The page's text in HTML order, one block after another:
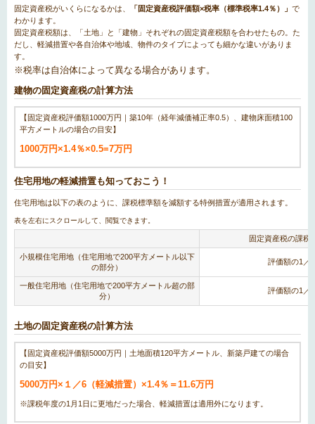
固定資産税がいくらになるかは、 「固定資産税評価額×税率（標準税率1.4％）」 で
わかります。
固定資産税額は、「土地」と「建物」それぞれの固定資産税額を合わせたもの。た
だし、軽減措置や各自治体や地域、物件のタイプによっても細かな違いがありま
す。
※税率は自治体によって異なる場合があります。
建物の固定資産税の計算方法
【固定資産税評価額1000万円｜築10年（経年減価補正率0.5）、建物床面積100
平方メートルの場合の目安】
1000万円×1.4％×0.5=7万円
住宅用地の軽減措置も知っておこう！
住宅用地は以下の表のように、課税標準額を減額する特例措置が適用されます。
固定資産税の課税
小規模住宅用地（住宅用地で200平方メートル以下
の部分）
評価額の1／6
一般住宅用地（住宅用地で200平方メートル超の部
分）
評価額の1／3
土地の固定資産税の計算方法
【固定資産税評価額5000万円｜土地面積120平方メートル、新築戸建ての場合
の目安】
5000万円×１／6（軽減措置）×1.4％＝11.6万円
※課税年度の1月1日に更地だった場合、軽減措置は適用外になります。